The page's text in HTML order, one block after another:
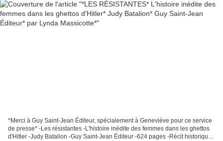
*Merci à Guy Saint-Jean Éditeur, spécialement à Geneviève pour ce service
de presse* -Les résistantes -L'histoire inédite des femmes dans les ghettos
d'Hitler -Judy Batalion -Guy Saint-Jean Éditeur -624 pages -Récit historique,